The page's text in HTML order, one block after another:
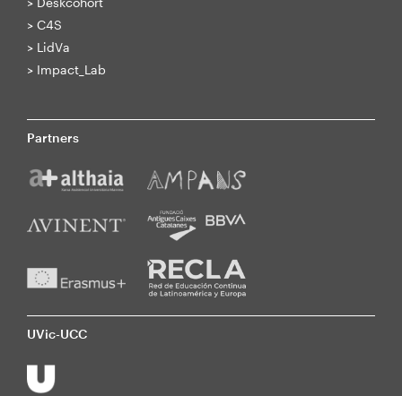
> C4S
> LidVa
> Impact_Lab
Partners
UVic-UCC